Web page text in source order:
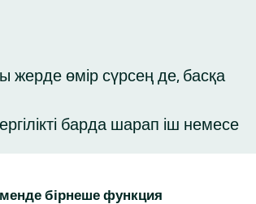
жерде өмір сүрсең де, басқа
барда шарап іш немесе
бірнеше функция